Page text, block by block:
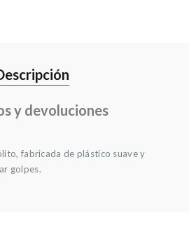
y devoluciones
fabricada de plástico suave y
golpes.